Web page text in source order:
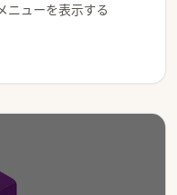
ニューを表示する